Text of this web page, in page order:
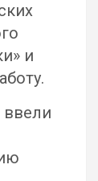
и
ввели